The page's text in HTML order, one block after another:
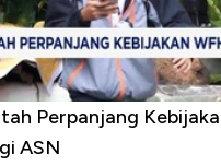
Perpanjang
ASN